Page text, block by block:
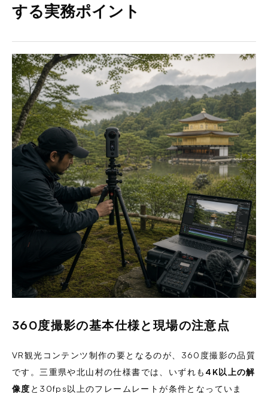
する実務ポイント
360度撮影の基本仕様と現場の注意点
VR観光コンテンツ制作の要となるのが、360度撮影の品質
です。三重県や北山村の仕様書では、いずれも 4K以上の解
像度 と30fps以上のフレームレートが条件となっていま